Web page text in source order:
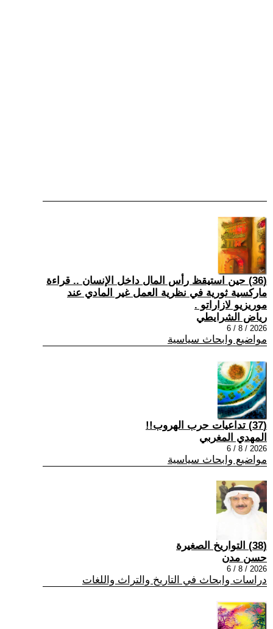
(36) حين استيقظ رأس المال داخل الإنسان .. قراءة
ماركسية ثورية في نظرية العمل غير المادي عند
موريزيو لازاراتو .
رياض الشرايطي
2026 / 8 / 6
مواضيع وابحاث سياسية
(37) تداعيات حرب الهروب!!
المهدي المغربي
2026 / 8 / 6
مواضيع وابحاث سياسية
(38) التواريخ الصغيرة
حسن مدن
2026 / 8 / 6
دراسات وابحاث في التاريخ والتراث واللغات